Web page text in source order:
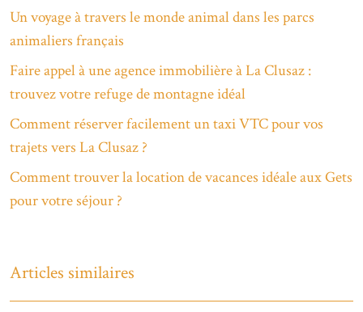
Un voyage à travers le monde animal dans les parcs
animaliers français
Faire appel à une agence immobilière à La Clusaz :
trouvez votre refuge de montagne idéal
Comment réserver facilement un taxi VTC pour vos
trajets vers La Clusaz ?
Comment trouver la location de vacances idéale aux Gets
pour votre séjour ?
Articles similaires